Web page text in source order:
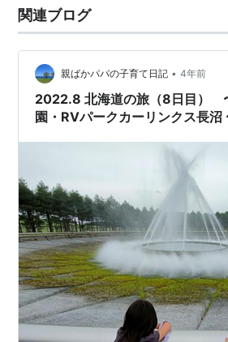
関連ブログ
親ばかパパの子育て日記 • 4年前
2022.8 北海道の旅（8日目）
園・RVパークカーリンクス長沼